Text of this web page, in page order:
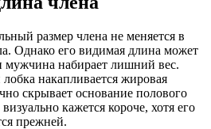
размер члена не меняется в
Однако его видимая длина может
мужчина набирает лишний вес.
накапливается жировая
скрывает основание полового
кажется короче, хотя его
прежней.